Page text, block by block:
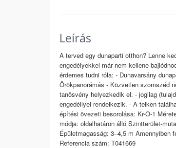
Leírás
A terved egy dunaparti otthon? Lenne
engedélyekkel már nem kellene
érdemes tudni róla: - Dunavarsány
Örökpanorámás - Közvetlen szomszéd
tanösvény helyezkedik el. - jogilag
engedéllyel rendelkezik. - A telken
építési övezeti besorolása: Kr-O-1
módja: oldalhatáron álló Szintterület-
Épületmagasság: 3–4,5 m Amennyiben
Referencia szám: T041669